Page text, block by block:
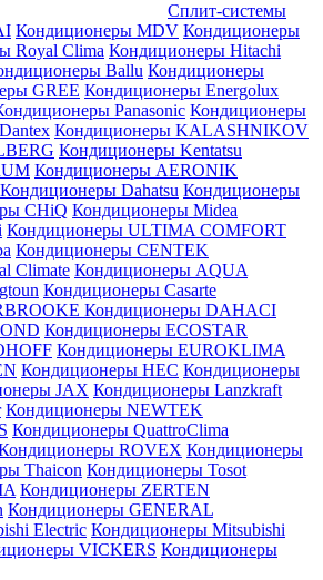
Сплит-системы
Кондиционеры MDV Кондиционеры
Royal Clima Кондиционеры Hitachi
Ballu Кондиционеры
GREE Кондиционеры Energolux
Panasonic Кондиционеры
Кондиционеры KALASHNIKOV
Кондиционеры Kentatsu
Кондиционеры AERONIK
Кондиционеры Dahatsu Кондиционеры
CHiQ Кондиционеры Midea
Кондиционеры ULTIMA COMFORT
Кондиционеры CENTEK
Climate Кондиционеры AQUA
Кондиционеры Casarte
Кондиционеры DAHACI
Кондиционеры ECOSTAR
Кондиционеры EUROKLIMA
Кондиционеры HEC Кондиционеры
JAX Кондиционеры Lanzkraft
Кондиционеры NEWTEK
Кондиционеры QuattroClima
ROVEX Кондиционеры
Thaicon Кондиционеры Tosot
Кондиционеры ZERTEN
Кондиционеры GENERAL
Electric Кондиционеры Mitsubishi
VICKERS Кондиционеры